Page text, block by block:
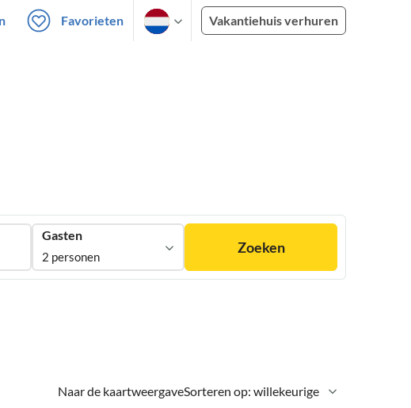
Favorieten Vakantiehuis verhuren
Gasten
2 personen
Zoeken
Naar de kaartweergaveSorteren op: willekeurige